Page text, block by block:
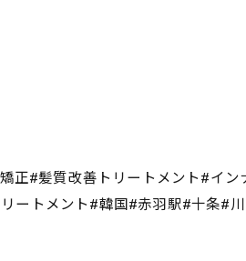
正#髪質改善トリートメント#イン
ートメント#韓国#赤羽駅#十条#